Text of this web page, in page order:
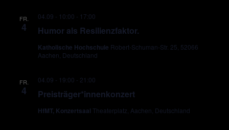
FR.
4 Humor als Resilienzfaktor.
04.09 - 10:00 - 17:00
Katholische Hochschule Robert-Schuman-Str. 25, 52066
Aachen, Deutschland
FR.
4 Preisträger*innenkonzert
04.09 - 19:00 - 21:00
HfMT, Konzertsaal Theaterplatz, Aachen, Deutschland